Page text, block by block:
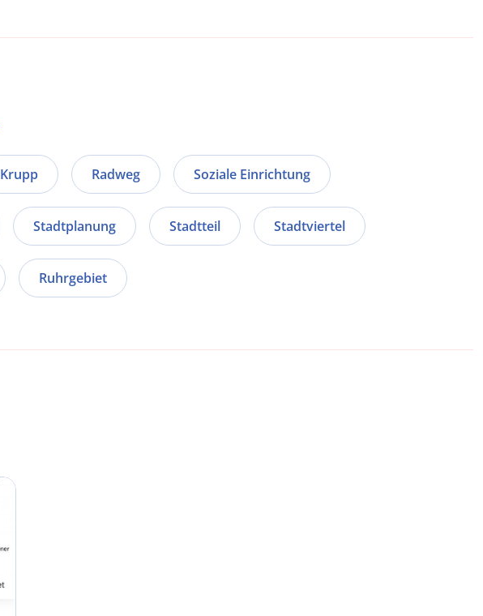
Krupp Radweg Soziale Einrichtung
Stadtplanung Stadtteil Stadtviertel
Ruhrgebiet